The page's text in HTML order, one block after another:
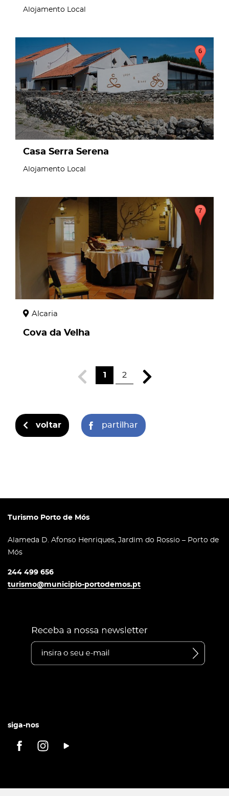
Alojamento Local
Casa Serra Serena
Alojamento Local
page
Alcaria
Cova da Velha
1 2
voltar partilhar
Turismo Porto de Mós
Alameda D. Afonso Henriques, Jardim do Rossio – Porto de
Mós
244 499 656
turismo@municipio-portodemos.pt
siga-nos